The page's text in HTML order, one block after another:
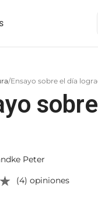
Ensayo sobre el día
Peter
(4) opiniones